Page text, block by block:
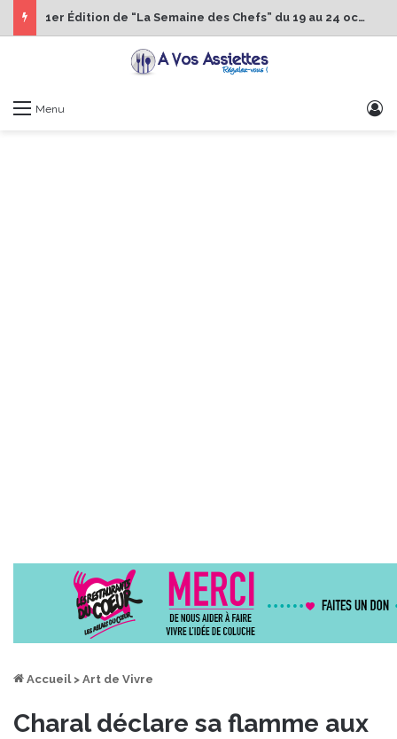
1er Édition de “La Semaine des Chefs” du 19 au 24 octobre 2026
Menu
Accueil > Art de Vivre
Charal déclare sa flamme aux